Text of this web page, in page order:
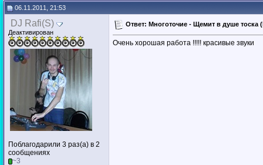
06.11.2011, 21:53
DJ Rafi(S)
Деактивирован
Поблагодарили 3 раз(а) в 2
сообщениях
~3
Ответ: Многоточие - Щемит в душе тоска
Очень хорошая работа !!!!! красивые звуки